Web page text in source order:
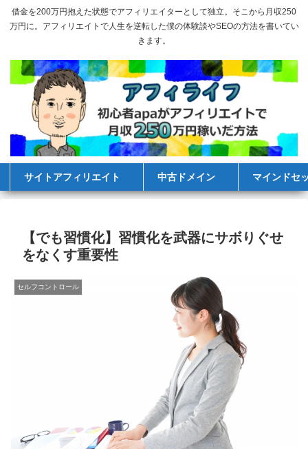
借金を200万円抱えた状態でアフィリエイターとして独立。そこから月収250
万円に。アフィリエイトで人生を逆転した僕の体験談やSEOの方法を書いてい
きます。
サイトアフィリエイト 中古ドメイン マインドセ
【でも習慣化】習慣化を武器にサボりぐせ
をなくす重要性
セルフコントロール